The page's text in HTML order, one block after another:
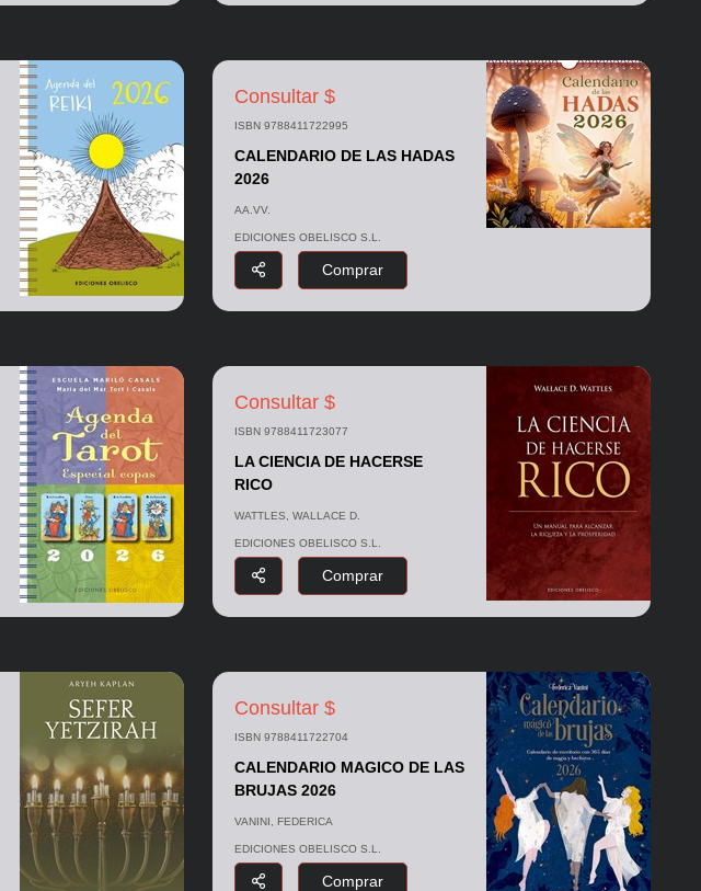
Consultar $
ISBN 9788411722995
CALENDARIO DE LAS HADAS
2026
AA.VV.
EDICIONES OBELISCO S.L.
Comprar
Consultar $
ISBN 9788411723077
LA CIENCIA DE HACERSE
RICO
WATTLES, WALLACE D.
EDICIONES OBELISCO S.L.
Comprar
Consultar $
ISBN 9788411722704
CALENDARIO MAGICO DE LAS
BRUJAS 2026
VANINI, FEDERICA
EDICIONES OBELISCO S.L.
Comprar